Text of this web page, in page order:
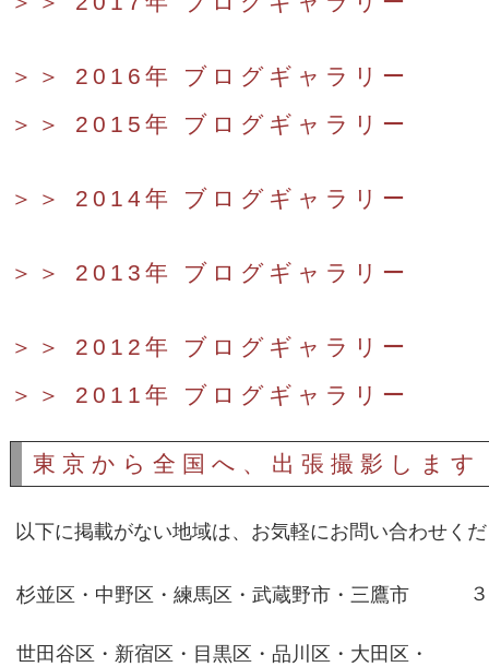
＞＞ 2016年 ブログギャラリー
＞＞ 2015年 ブログギャラリー
＞＞ 2014年 ブログギャラリー
＞＞ 2013年 ブログギャラリー
＞＞ 2012年 ブログギャラリー
＞＞ 2011年 ブログギャラリー
東京から全国へ、出張撮影します
以下に掲載がない地域は、お気軽にお問い合わせく
杉並区・中野区・練馬区・武蔵野市・三鷹市
世田谷区・新宿区・目黒区・品川区・大田区・